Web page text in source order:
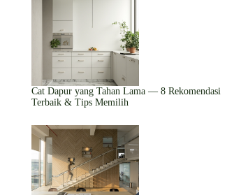
Cat Dapur yang Tahan Lama — 8 Rekomendasi
Terbaik & Tips Memilih